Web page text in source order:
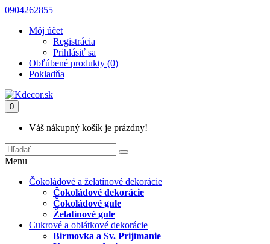
0904262855
Môj účet
Registrácia
Prihlásiť sa
Obľúbené produkty (0)
Pokladňa
0
Váš nákupný košík je prázdny!
Menu
Čokoládové a želatínové dekorácie
Čokoládové dekorácie
Čokoládové gule
Želatínové gule
Cukrové a oblátkové dekorácie
Birmovka a Sv. Prijímanie